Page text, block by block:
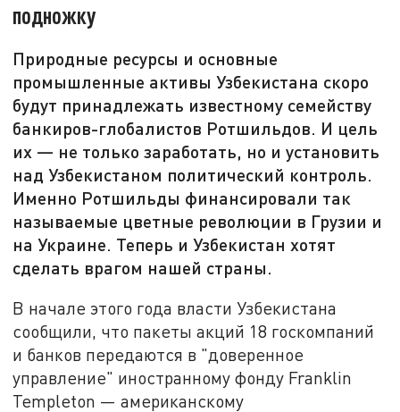
подножку
Природные ресурсы и основные
промышленные активы Узбекистана скоро
будут принадлежать известному семейству
банкиров-глобалистов Ротшильдов. И цель
их — не только заработать, но и установить
над Узбекистаном политический контроль.
Именно Ротшильды финансировали так
называемые цветные революции в Грузии и
на Украине. Теперь и Узбекистан хотят
сделать врагом нашей страны.
В начале этого года власти Узбекистана
сообщили, что пакеты акций 18 госкомпаний
и банков передаются в "доверенное
управление" иностранному фонду Franklin
Templeton — американскому